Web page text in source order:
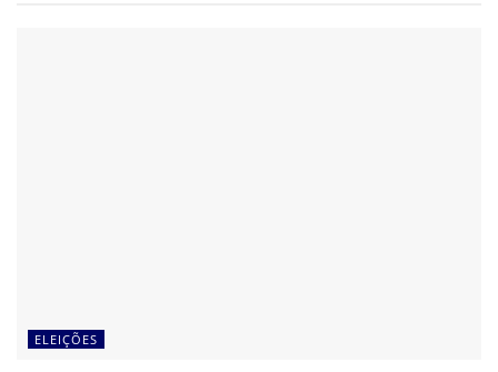
ELEIÇÕES